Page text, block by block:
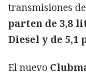
transmisiones
parten de 3,8
Diesel y de 5,1
El nuevo